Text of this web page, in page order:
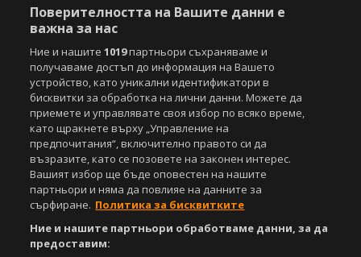
под закрила на Закона за авторското право и сродните му права.
Всички статии, репортажи, интервюта и други текстови, графични и
видео материали, публикувани в сайта, са собственост на Агенция
Спортал, освен ако изрично е посочено друго. Допуска се
публикуване на текстови материали само след писмено съгласие на
Агенция Спортал, посочване на източника и добавяне на линк към
www.sportal.bg. Използването на графични и видео материали,
публикувани в сайта, е строго забранено. Нарушителите ще бъдат
санкционирани с цялата строгост на закона.
Свали БЕЗПЛАТНОТО приложение за:
Android
Powered by:
Поверителността на Вашите данни е
важна за нас
Ние и нашите1019партньори съхраняваме и
получаваме достъп до информация на Вашето
устройство, като уникални идентификатори в
бисквитки за обработка на лични данни. Можете да
приемете и управлявате своя избор по всяко време,
като щракнете върху „Управление на
предпочитания“, включително правото си да
възразите, като се позовете на законен интерес.
Вашият избор ще бъде оповестен на нашите
партньори и няма да повлияе на данните за
сърфиране. Политика за бисквитките
Ние и нашите партньори обработваме данни, за да
предоставим: